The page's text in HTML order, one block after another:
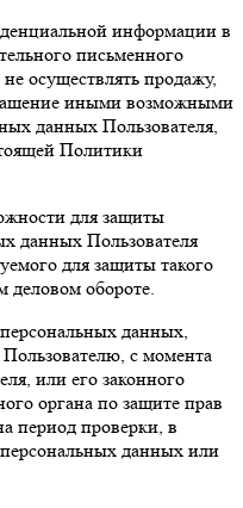
информации в
письменного
осуществлять продажу,
иными возможными
данных Пользователя,
Политики
для защиты
данных Пользователя
для защиты такого
обороте.
данных,
с момента
или его законного
органа по защите прав
период проверки, в
данных или